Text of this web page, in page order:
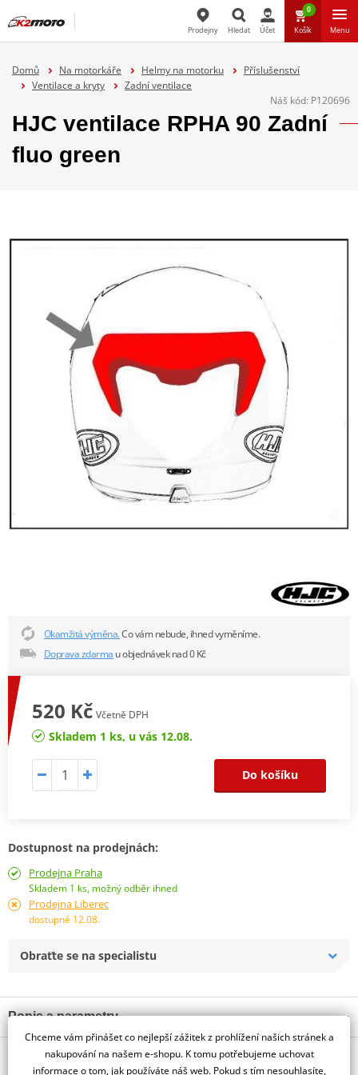
Hledat
Prodejny Hledat Účet
0
Košík Menu
Domů Na motorkáře Helmy na motorku
Příslušenství
Ventilace a kryty
Zadní ventilace
Náš kód: P120696
HJC ventilace RPHA 90 Zadní
fluo green
Okamžitá výměna.Co vám nebude, ihned vyměníme.
Doprava zdarma u objednávek nad 0 Kč
520 Kč Včetně DPH
Skladem 1 ks, u vás 12.08.
Do košíku
Dostupnost na prodejnách:
Prodejna Praha
Skladem 1 ks, možný odběr ihned
Prodejna Liberec
dostupné 12.08.
Obraťte se na specialistu
Popis a parametry
Jsme autorizovaný
dealer značky HJC
O výrobci
Chceme vám přinášet co nejlepší zážitek z prohlížení našich stránek a
nakupování na našem e-shopu. K tomu potřebujeme uchovat
informace o tom, jak používáte náš web. Pokud s tím nesouhlasíte,